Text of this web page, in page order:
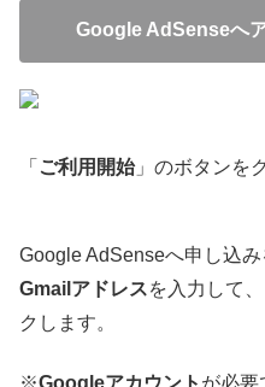
Google AdSenseへ
「 ご利用開始」のボタンを
Google AdSenseへ申し込
Gmailアドレスを入力して、
クします。
※Googleアカウント が必要